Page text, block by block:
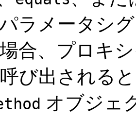
ラメータシ
合、プロキ
び出される
オブジェ